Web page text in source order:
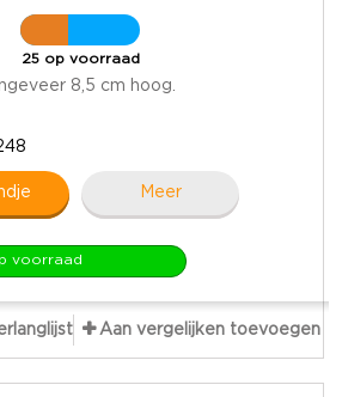
25 op voorraad
8,5 cm hoog.
Meer
voorraad
Aan vergelijken toevoegen